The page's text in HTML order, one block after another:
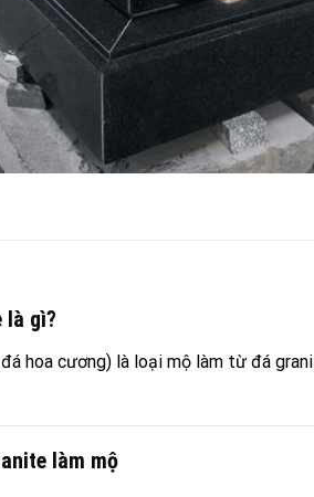
là gì?
hoa cương) là loại mộ làm từ đá
làm mộ